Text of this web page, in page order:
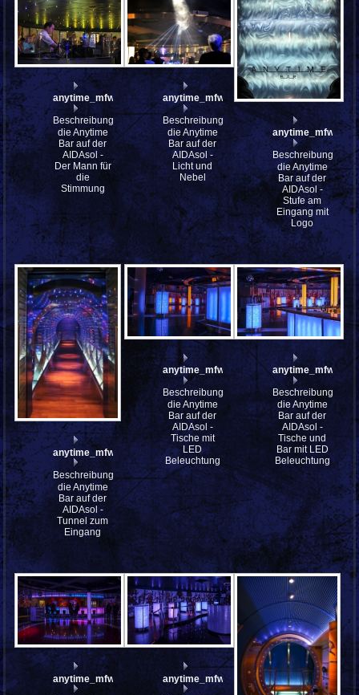
anytime_mfw13__037101
Beschreibung:
die Anytime
Bar auf der
AIDAsol -
Der Mann für
die
Stimmung
anytime_mfw13__037097
Beschreibung:
die Anytime
Bar auf der
AIDAsol -
Licht und
Nebel
Beschreibung:
die Anytime
Bar auf der
AIDAsol -
Stufe am
Eingang mit
Logo
anytime_mfw13__037075
Beschreibung:
die Anytime
Bar auf der
AIDAsol -
Tunnel zum
Eingang
anytime_mfw13__036963
Beschreibung:
die Anytime
Bar auf der
AIDAsol -
Tische mit
LED
Beleuchtung
Beschreibung:
die Anytime
Bar auf der
AIDAsol -
Tische und
Bar mit LED
Beleuchtung
anytime_mfw13__036660anytime_mfw13__036657